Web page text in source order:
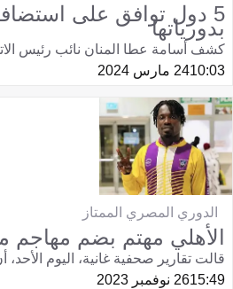
5 دول توافق على
بدورياتها
كشف أسامة عطا المنان نائب رئيس
10:0324 مارس 2024
الدوري المصري الممتاز
الأهلي مهتم بضم مهاجم
قالت تقارير صحفية غانية، اليوم
15:4926 نوفمبر 2023